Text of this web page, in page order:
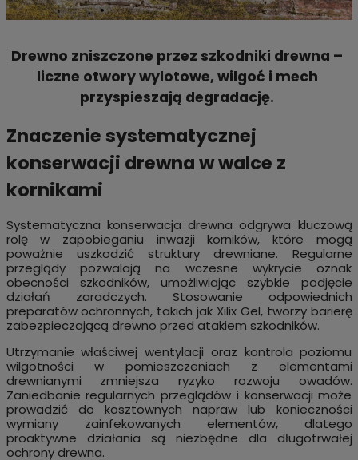
Drewno zniszczone przez szkodniki drewna –
liczne otwory wylotowe, wilgoć i mech
przyspieszają degradację.
Znaczenie systematycznej
konserwacji drewna w walce z
kornikami
Systematyczna konserwacja drewna odgrywa kluczową
rolę w zapobieganiu inwazji korników, które mogą
poważnie uszkodzić struktury drewniane. Regularne
przeglądy pozwalają na wczesne wykrycie oznak
obecności szkodników, umożliwiając szybkie podjęcie
działań zaradczych. Stosowanie odpowiednich
preparatów ochronnych, takich jak Xilix Gel, tworzy barierę
zabezpieczającą drewno przed atakiem szkodników.
Utrzymanie właściwej wentylacji oraz kontrola poziomu
wilgotności w pomieszczeniach z elementami
drewnianymi zmniejsza ryzyko rozwoju owadów.
Zaniedbanie regularnych przeglądów i konserwacji może
prowadzić do kosztownych napraw lub konieczności
wymiany zainfekowanych elementów, dlatego
proaktywne działania są niezbędne dla długotrwałej
ochrony drewna.